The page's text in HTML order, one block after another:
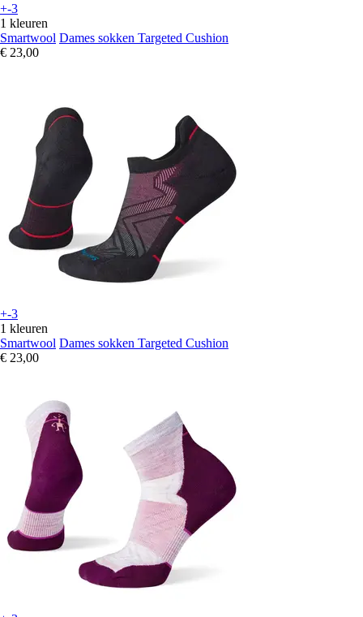
+-3
1 kleuren
Smartwool Dames sokken Targeted Cushion
€ 23,00
+-3
1 kleuren
Smartwool Dames sokken Targeted Cushion
€ 23,00